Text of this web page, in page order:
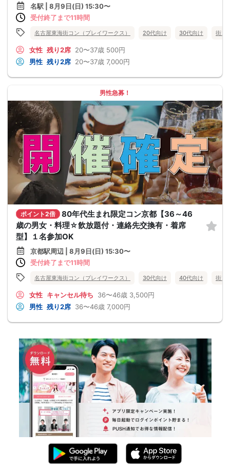
名駅 | 8月9日(日) 15:30〜
受付終了まで11時間
名古屋東海街コン（プレイワークス） 20代向け 30代向け 街コ
女性 残り2席 20〜37歳 500円
男性 残り2席 20〜37歳 7,000円
男性急募！
ポイント2倍
80年代生まれ限定コン京都【36～46
歳の男女・料理☆飲放題付・連絡先交換有・着席
型】１名参加OK
京都駅周辺 | 8月9日(日) 15:30〜
受付終了まで11時間
名古屋東海街コン（プレイワークス） 30代向け 40代向け 街コ
女性 キャンセル待ち 36〜46歳 3,500円
男性 残り2席 36〜46歳 7,000円